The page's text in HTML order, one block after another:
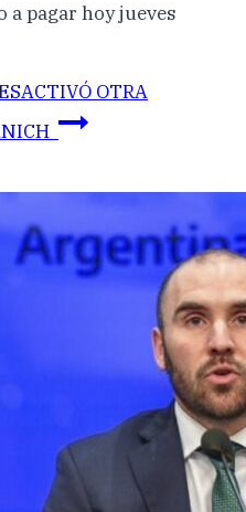
a pagar hoy jueves
OTRA